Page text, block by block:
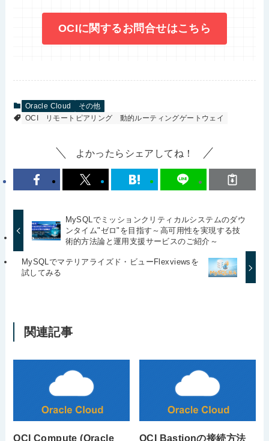
OCIに関するお問合せはこちら
Oracle Cloud
その他
OCI
リモートピアリング 動的ルーティングゲートウェイ
よかったらシェアしてね！
MySQLでミッションクリティカルシステムのダウ
ンタイム"ゼロ"を目指す～高可用性を実現する技
術的方法論と運用支援サービスのご紹介～
MySQLでマテリアライズド・ビューFlexviewsを
試してみる
関連記事
OCI Compute (Oracle
OCI Bastionの接続方法